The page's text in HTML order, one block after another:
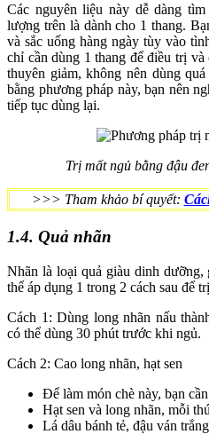
Các nguyên liệu này dễ dàng
lượng trên là dành cho 1 thang.
và sắc uống hàng ngày tùy vào
chỉ cần dùng 1 thang để điều trị
thuyên giảm, không nên dùng
bằng phương pháp này, bạn nên
tiếp tục dùng lại.
Trị mất ngủ bằng đậu
>>> Tham khảo bí quyết:
1.4. Quả nhãn
Nhãn là loại quả giàu dinh
thể áp dụng 1 trong 2 cách sau để
Cách 1: Dùng long nhãn nấu
có thể dùng 30 phút trước khi ngủ.
Cách 2: Cao long nhãn, hạt sen
Để làm món chè này, bạn
Hạt sen và long nhãn, mỗi
Lá dâu bánh tẻ, đậu ván